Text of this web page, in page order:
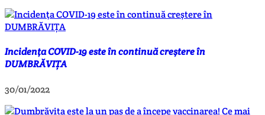
Incidenţa COVID-19 este în continuă creştere în
DUMBRĂVIȚA
30/01/2022